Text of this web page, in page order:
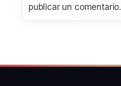
publicar un comentario.